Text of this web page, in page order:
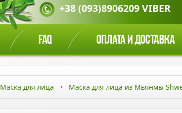
+38 (093)8906209 VIBER
FAQ ОПЛАТА И ДОСТАВКА
Маска для лица Маска для лица из Мьянмы